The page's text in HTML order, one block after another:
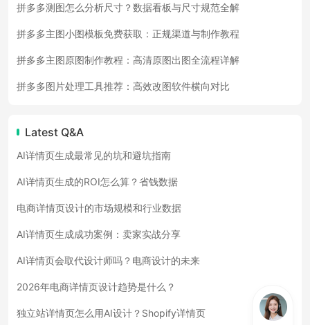
拼多多测图怎么分析尺寸？数据看板与尺寸规范全解
拼多多主图小图模板免费获取：正规渠道与制作教程
拼多多主图原图制作教程：高清原图出图全流程详解
拼多多图片处理工具推荐：高效改图软件横向对比
Latest Q&A
AI详情页生成最常见的坑和避坑指南
AI详情页生成的ROI怎么算？省钱数据
电商详情页设计的市场规模和行业数据
AI详情页生成成功案例：卖家实战分享
AI详情页会取代设计师吗？电商设计的未来
2026年电商详情页设计趋势是什么？
独立站详情页怎么用AI设计？Shopify详情页